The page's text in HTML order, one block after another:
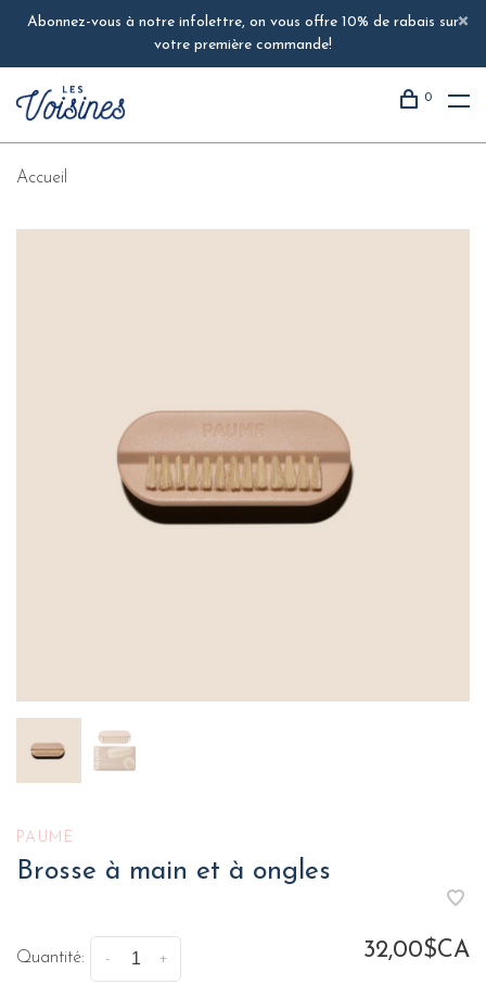
Abonnez-vous à notre infolettre, on vous offre 10% de rabais sur
votre première commande!
0
Accueil
PAUME
Brosse à main et à ongles
Quantité: +
- 32,00$CA